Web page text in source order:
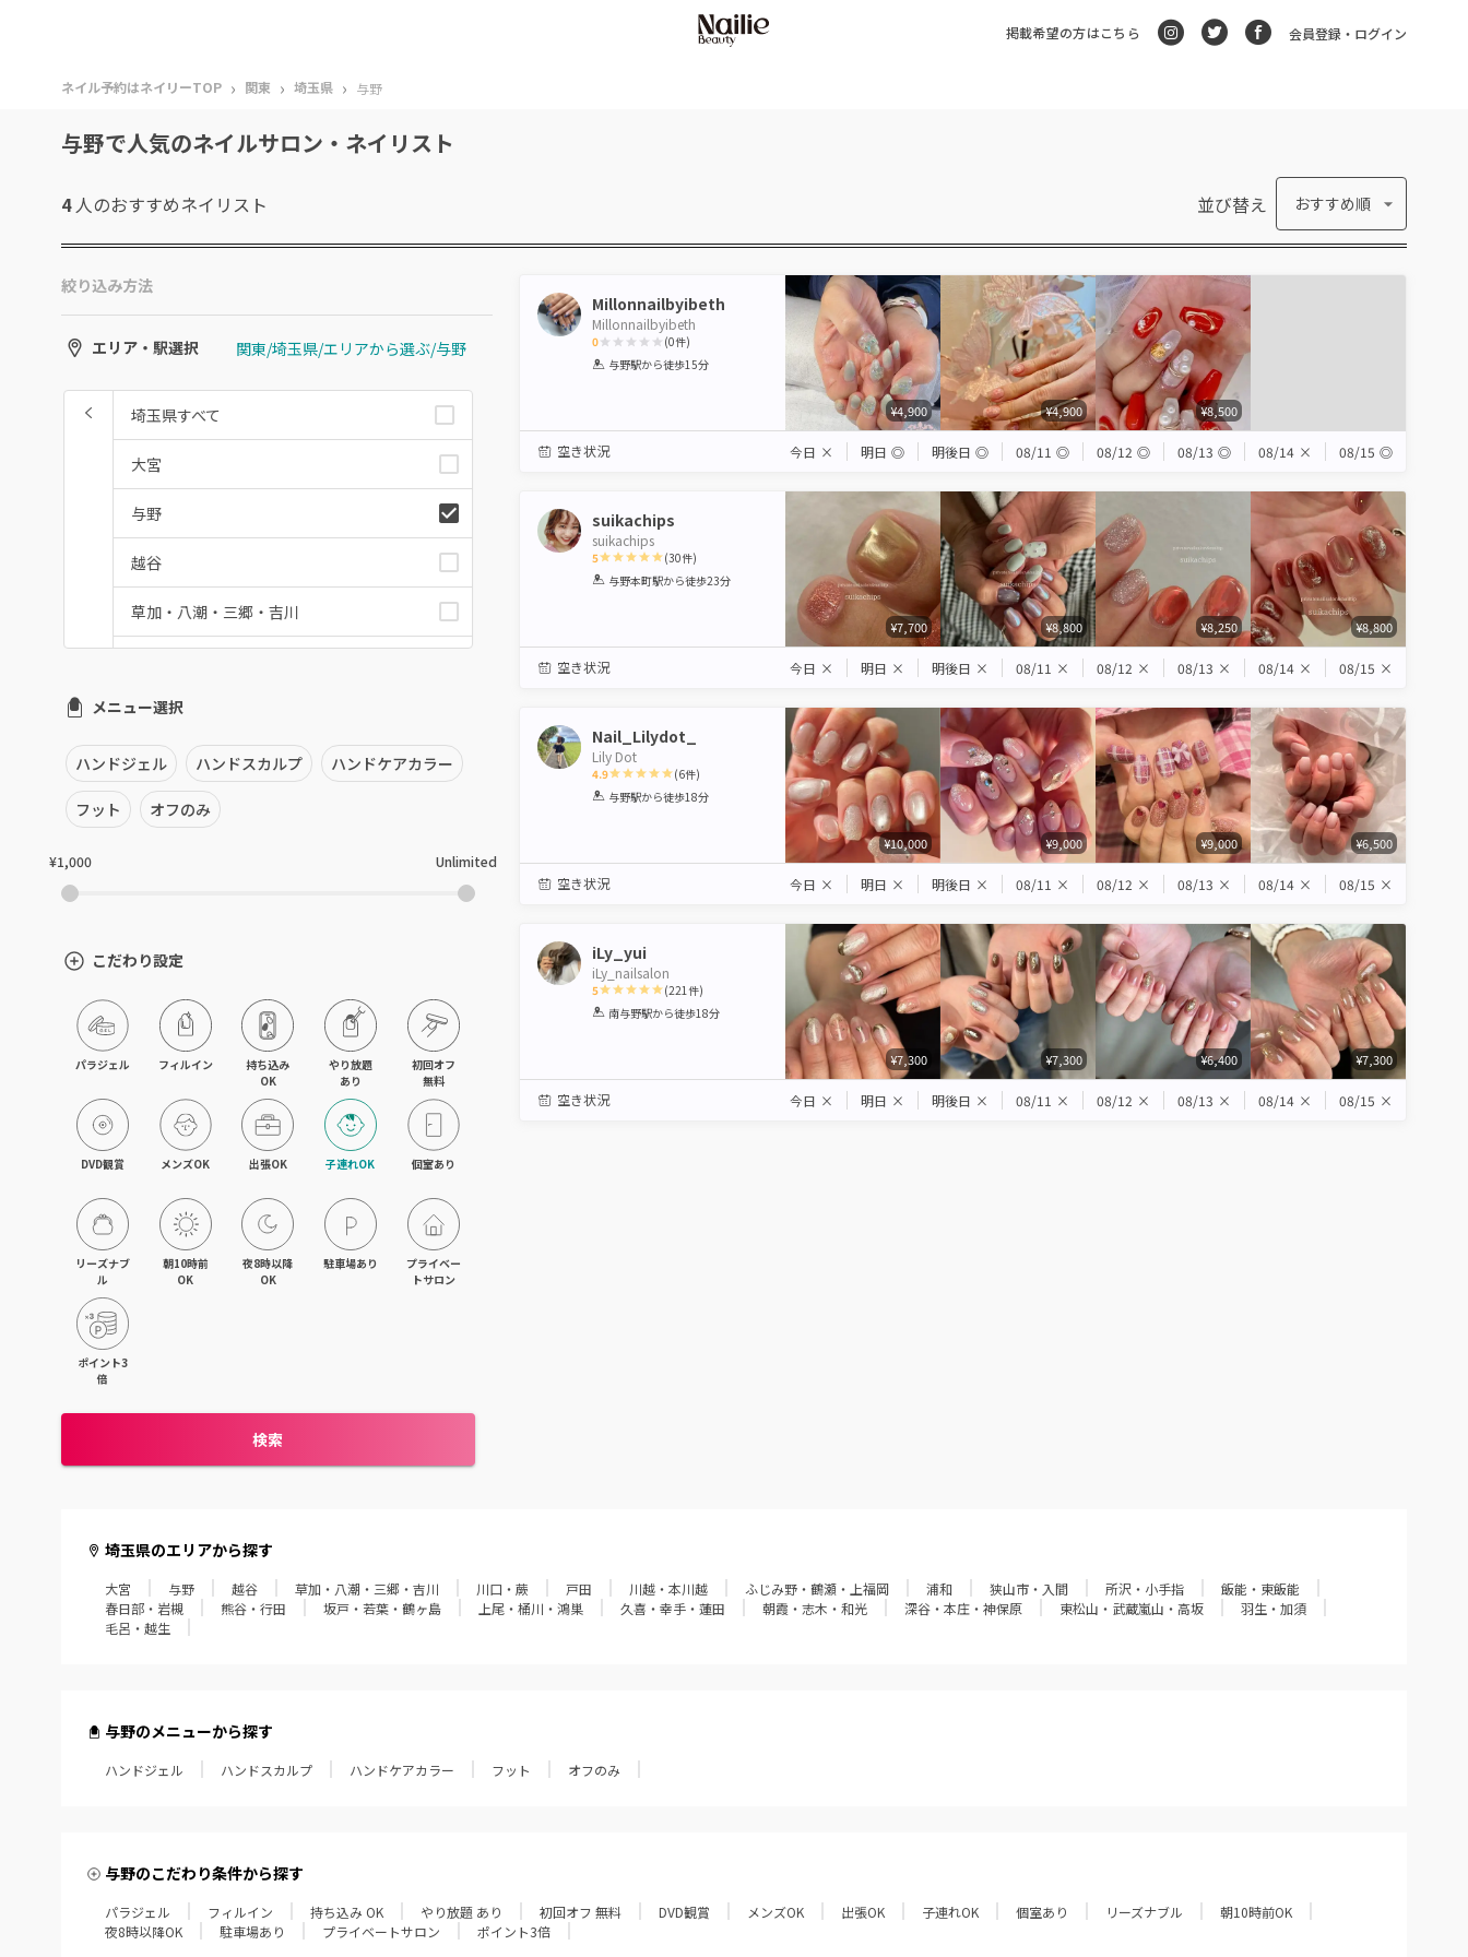
掲載希望の方はこちら 会員登録・ログイン
ネイル予約はネイリーTOP › 関東 › 埼玉県 › 与野
与野で人気のネイルサロン・ネイリスト
4人のおすすめネイリスト 並び替え おすすめ順
絞り込み方法
エリア・駅選択 関東/埼玉県/エリアから選ぶ/与野
埼玉県すべて
大宮
与野
越谷
草加・八潮・三郷・吉川
戸田
川越・本川越
ふじみ野・鶴瀬・上福岡
所沢・小手指
飯能・東飯能
春日部・岩槻
熊谷・行田
坂戸・若葉・鶴ヶ島
上尾・桶川・鴻巣
久喜・幸手・蓮田
メニュー選択
ハンドジェル ハンドスカルプ ハンドケアカラー
フット オフのみ
¥1,000 Unlimited
こだわり設定
パラジェル フィルイン
持ち込み
OK
やり放題
あり
初回オフ
無料
DVD観賞 メンズOK 出張OK 子連れOK 個室あり
リーズナブ
ル
朝10時前
OK
夜8時以降
OK
駐車場あり
プライベー
トサロン
ポイント3
倍
検索
Millonnailbyibeth
Millonnailbyibeth
0
1 2 3 4 5
(0件)
与野駅から徒歩15分
¥4,900 ¥4,900 ¥8,500
空き状況 今日 × 明日 ◎ 明後日 ◎ 08/11 ◎ 08/12 ◎ 08/13 ◎ 08/14 × 08/15 ◎
suikachips
suikachips
5
1 2 3 4 5
(30件)
与野本町駅から徒歩23分
¥7,700 ¥8,800 ¥8,250 ¥8,800
空き状況 今日 × 明日 × 明後日 × 08/11 × 08/12 × 08/13 × 08/14 × 08/15 ×
Nail_Lilydot_
Lily Dot
4.9
1 2 3 4 5
(6件)
与野駅から徒歩18分
¥10,000 ¥9,000 ¥9,000 ¥6,500
空き状況 今日 × 明日 × 明後日 × 08/11 × 08/12 × 08/13 × 08/14 × 08/15 ×
iLy_yui
iLy_nailsalon
5
1 2 3 4 5
(221 件)
南与野駅から徒歩18分
¥7,300 ¥7,300 ¥6,400 ¥7,300
空き状況 今日 × 明日 × 明後日 × 08/11 × 08/12 × 08/13 × 08/14 × 08/15 ×
埼玉県のエリアから探す
大宮 与野 越谷 草加・八潮・三郷・吉川 川口・蕨 戸田 川越・本川越 ふじみ野・鶴瀬・上福岡 浦和 狭山市・入間 所沢・小手指
飯能・東飯能
春日部・岩槻
熊谷・行田 坂戸・若葉・鶴ヶ島 上尾・桶川・鴻巣 久喜・幸手・蓮田 朝霞・志木・和光 深谷・本庄・神保原 東松山・武蔵嵐山・高坂
羽生・加須
毛呂・越生
与野のメニューから探す
ハンドジェル ハンドスカルプ ハンドケアカラー フット オフのみ
与野のこだわり条件から探す
パラジェル フィルイン 持ち込み OK やり放題 あり 初回オフ 無料 DVD観賞 メンズOK 出張OK 子連れOK 個室あり リーズナブル
朝10時前OK
夜8時以降OK
駐車場あり プライベートサロン ポイント3倍